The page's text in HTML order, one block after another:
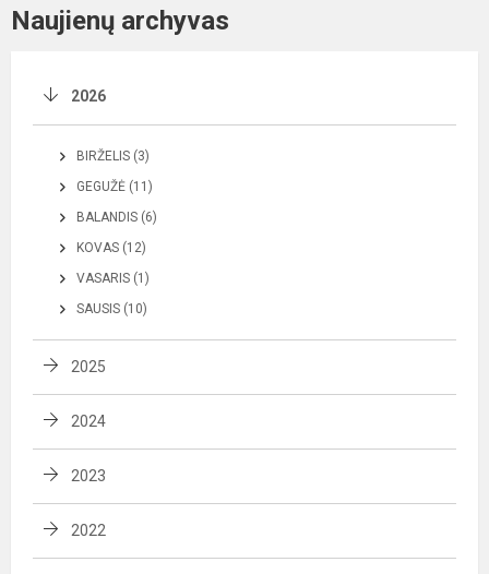
Naujienų archyvas
2026
BIRŽELIS (3)
GEGUŽĖ (11)
BALANDIS (6)
KOVAS (12)
VASARIS (1)
SAUSIS (10)
2025
2024
2023
2022